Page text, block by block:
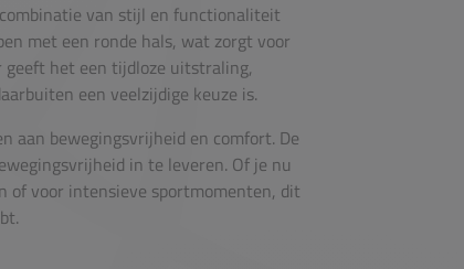
van stijl en functionaliteit
met een ronde hals, wat zorgt voor
geeft het een tijdloze uitstraling,
een veelzijdige keuze is.
aan bewegingsvrijheid en comfort. De
in te leveren. Of je nu
of voor intensieve sportmomenten, dit